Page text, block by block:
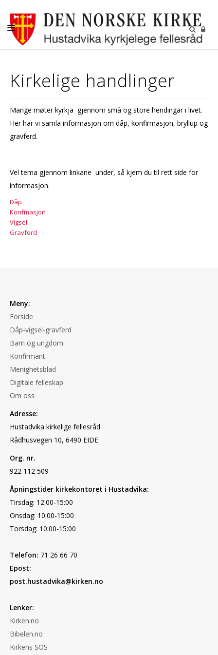
BARN OG UNGDOM
DIGITALE FELLESSKAP
GRAVPLASSENE
LEDIGE STILLINGER
RÅDENE I HUSTADVIKA
KIRKENE VÅRE
Kirkelige handlinger
Mange møter kyrkja gjennom små og store hendingar i livet.
Her har vi samla informasjon om dåp, konfirmasjon, bryllup og
gravferd.
Vel tema gjennom linkane under, så kjem du til rett side for
informasjon.
Dåp
Konfirmasjon
Vigsel
Gravferd
Meny:
Forside
Dåp-vigsel-gravferd
Barn og ungdom
Konfirmant
Menighetsblad
Digitale felleskap
Om oss
Adresse:
Hustadvika kirkelige fellesråd
Rådhusvegen 10, 6490 EIDE
Org. nr.
922 112 509
Åpningstider kirkekontoret i Hustadvika:
Tirsdag: 12:00-15:00
Onsdag: 10:00-15:00
Torsdag: 10:00-15:00
Telefon: 71 26 66 70
Epost:
post.hustadvika@kirken.no
Lenker:
Kirken.no
Bibelen.no
Kirkens SOS